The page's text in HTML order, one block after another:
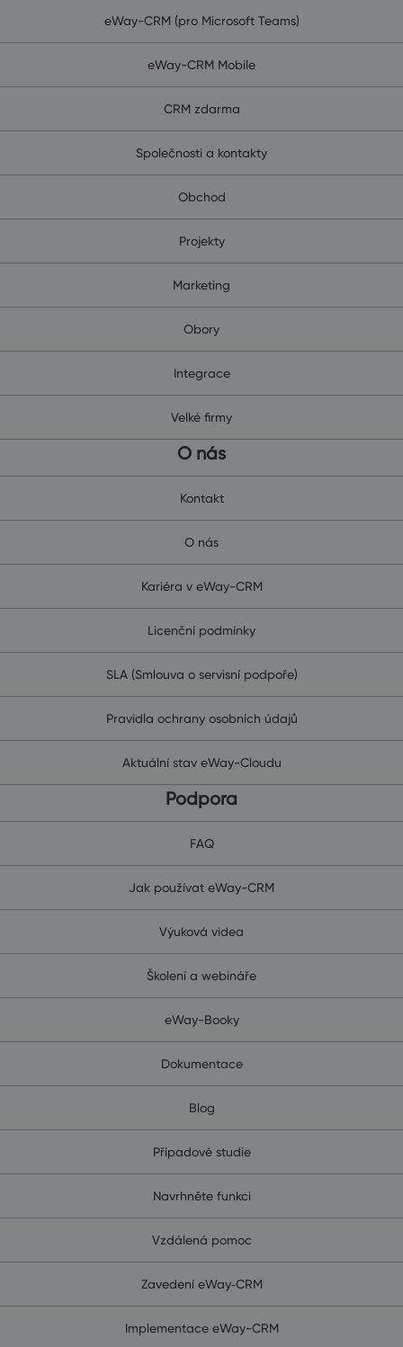
eWay-CRM (pro Microsoft Teams)
eWay-CRM Mobile
CRM zdarma
Společnosti a kontakty
Obchod
Projekty
Marketing
Obory
Integrace
Velké firmy
O nás
Kontakt
O nás
Kariéra v eWay-CRM
Licenční podmínky
SLA (Smlouva o servisní podpoře)
Pravidla ochrany osobních údajů
Aktuální stav eWay-Cloudu
Podpora
FAQ
Jak používat eWay-CRM
Výuková videa
Školení a webináře
eWay-Booky
Dokumentace
Blog
Případové studie
Navrhněte funkci
Vzdálená pomoc
Zavedení eWay‑CRM
Implementace eWay-CRM